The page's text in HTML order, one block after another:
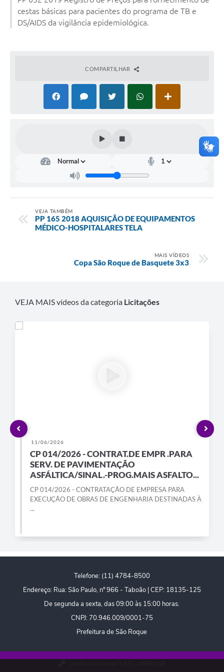
Conselhos Municipais
Cadastro de voluntários - Lei n° 5.205/21
Consulta Pública: Revisão Plano Diretor
Contas Públicas
Cronograma coleta de lixo e seletiva
Banco do Povo
Bancos conveniados e serviços disponíveis
Bolsas de estudo da Escola Cooperativa
Departamento de Bem-Estar Social
Fundo Social
Horários de Ônibus - Jundiá
Postos de Atendimento ao Trabalhador (PAT)
PPA - Plano Plurianual 2026 / 2029
PROCON SR
Qualifica São Roque
2ª Via de Tributos
FAQ - Perguntas frequentes
Contato
cestas básicas para pacientes do programa de TB e
DS/AIDS da vigilância epidemiológica.
COMPARTILHAR
VEJA TAMBÉM
PP 165 2018 AQUISIÇÃO DE EQUIPAMENTOS
MÉDICO-HOSPITALARES TELA
MAIS VÍDEOS
Copa São Roque de Basquete 3x3
VEJA MAIS vídeos da categoria Licitações
11/06/2026
CP 014/2026 - CONTRAT.DE EMPR .PARA
SERV. DE PAVIMENTAÇÃO
ASFÁLTICA/SINAL.-PROG.MAIS ASFALTO...
CP 014/2026 - CONTRATAÇÃO DE EMPRESA PARA
EXECUÇÃO DE OBRAS DE ENGENHARIA DESTINADAS À
...
Telefone: (11) 4784-8500
Endereço: Rua: São Paulo, nº 966 - Taboão | CEP: 18135-125
De segunda a sexta, das 09:00 às 15:00 horas.
CNPJ: 70.946.009/0001-75
Prefeitura de São Roque